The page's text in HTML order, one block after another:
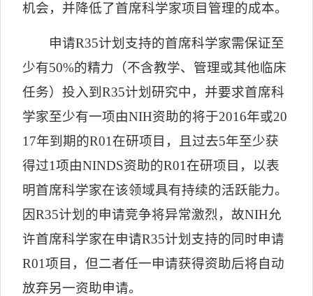
机会，并降低了首席科学家项目管理的成本。
申请R35计划支持的首席科学家需保证至
少有50%的精力（不含教学、管理或其他临床
任务）投入到R35计划研究中，并要求首席科
学家至少有一项由NIH资助的将于2016年或20
17年到期的R01在研项目，且过去5年至少获
得过1项由NINDS资助的R01在研项目，以表
明首席科学家在该领域具有持续的活跃能力。
因R35计划的申请竞争将异常激烈，故NIH允
许首席科学家在申请R35计划支持的同时申请
R01项目，但二者任一申请获得资助后将自动
放弃另一资助申请。